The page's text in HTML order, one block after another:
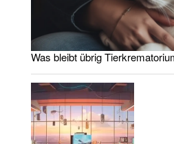
Was bleibt übrig